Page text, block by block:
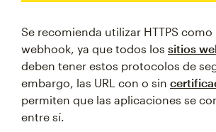
Se recomienda utilizar HTTPS como
webhook, ya que todos los sitios
deben tener estos protocolos de
embargo, las URL con o sin
permiten que las aplicaciones se
entre sí.